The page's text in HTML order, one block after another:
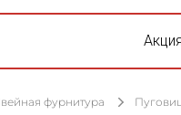
фурнитура